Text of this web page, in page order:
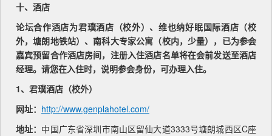
十、酒店
论坛合作酒店为君璞酒店（校外）、维也纳好眠国际酒店（校
外，塘朗地铁站）、南科大专家公寓（校内，少量），已为参会
嘉宾预留合作酒店房间，注册入住酒店名单将在会前发送至酒店
经理。请您在入住时，说明参会身份，可办理入住。
1、君璞酒店（校外）
网址： http://www.genplahotel.com/
地址： 中国广东省深圳市南山区留仙大道3333号塘朗城西区C座